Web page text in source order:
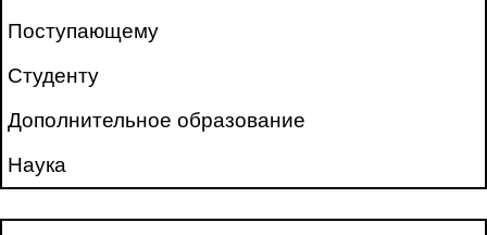
Поступающему
Студенту
Дополнительное образование
Наука